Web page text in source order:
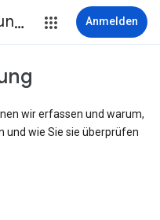
Datenschutzerklärung & Nutzungsbedingungen Anmelden
wir erfassen und warum,
und wie Sie sie überprüfen